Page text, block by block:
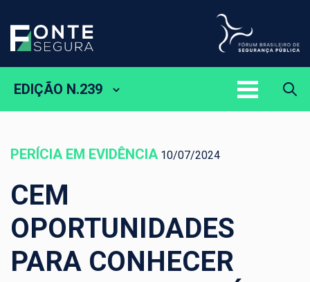
EDIÇÃO N.239
PERÍCIA EM EVIDÊNCIA 10/07/2024
CEM
OPORTUNIDADES
PARA CONHECER